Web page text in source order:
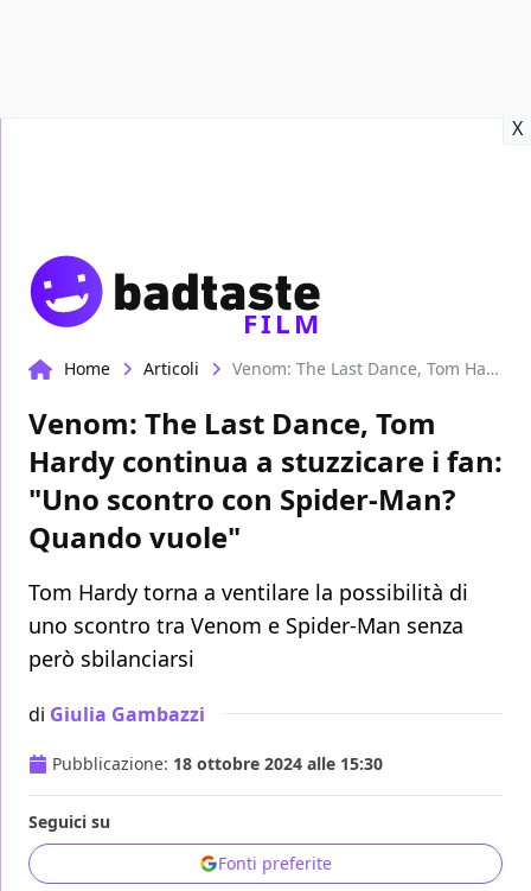
X
FILM
Home Articoli Venom: The Last Dance, Tom Hardy continua a stuzzicare i fan: "Uno scontro con Spider-Man? Quando vuole"
Venom: The Last Dance, Tom
Hardy continua a stuzzicare i fan:
"Uno scontro con Spider-Man?
Quando vuole"
Tom Hardy torna a ventilare la possibilità di
uno scontro tra Venom e Spider-Man senza
però sbilanciarsi
di Giulia Gambazzi
Pubblicazione: 18 ottobre 2024 alle 15:30
Seguici su
Fonti preferite